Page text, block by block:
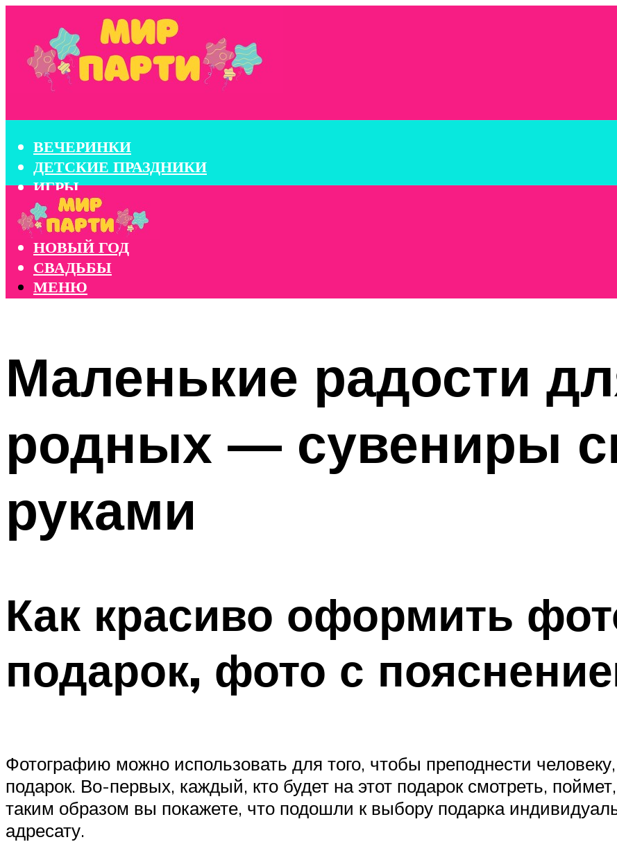
ВЕЧЕРИНКИ
ДЕТСКИЕ ПРАЗДНИКИ
ИГРЫ
КОНКУРСЫ
КОРПОРАТИВЫ
НОВЫЙ ГОД
СВАДЬБЫ
МЕНЮ
Маленькие радости
родных — сувениры
руками
Как красиво оформить
подарок, фото с
Фотографию можно использовать для того, чтобы преподнести
подарок. Во-первых, каждый, кто будет на этот подарок смотреть,
таким образом вы покажете, что подошли к выбору подарка
адресату.